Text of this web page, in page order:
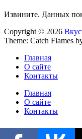
Извините. Данных
Copyright © 2026
Theme: Catch Flames
Главная
О сайте
Контакты
Главная
О сайте
Контакты